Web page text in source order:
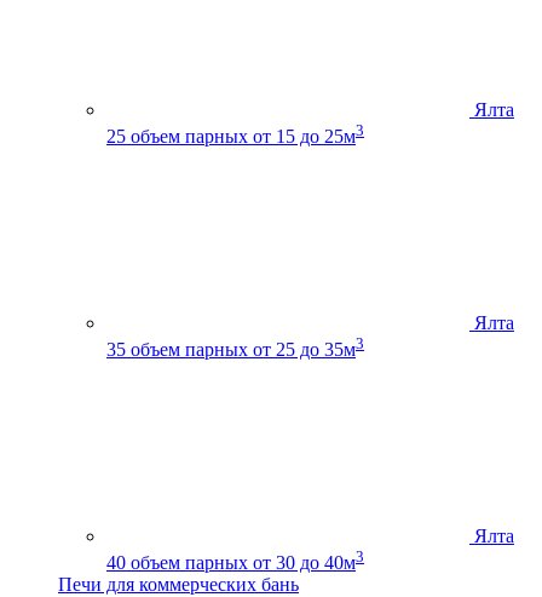
Ялта
25 объем парных от 15 до 25м3
Ялта
35 объем парных от 25 до 35м3
Ялта
40 объем парных от 30 до 40м3
Печи для коммерческих бань